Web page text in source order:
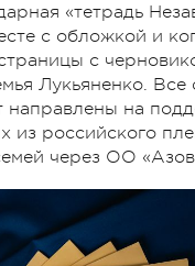
«тетрадь
с обложкой и
с
Лукьяненко. Все
направлены на
из российского
через ОО